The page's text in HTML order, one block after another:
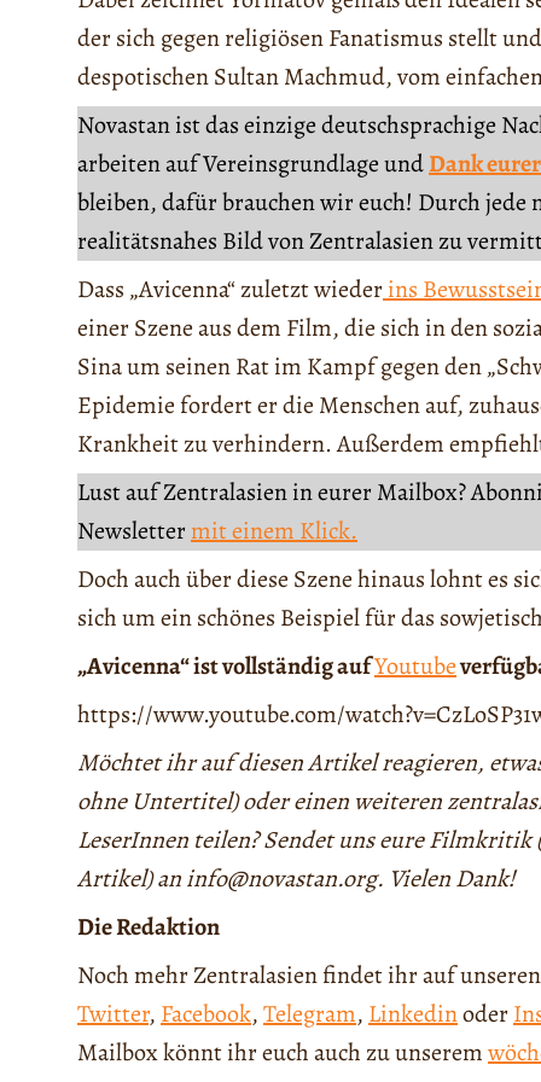
der sich gegen religiösen Fanatismus stellt
despotischen Sultan Machmud, vom
Novastan ist das einzige deutschsprachige
arbeiten auf Vereinsgrundlage undDank
bleiben, dafür brauchen wir euch! Durch jede
realitätsnahes Bild von Zentralasien zu
Dass „Avicenna“ zuletzt wiederins
einer Szene aus dem Film, die sich in den
Sina um seinen Rat im Kampf gegen den
Epidemie fordert er die Menschen auf,
Krankheit zu verhindern. Außerdem
Lust auf Zentralasien in eurer Mailbox?
Newslettermit einem Klick.
Doch auch über diese Szene hinaus lohnt es
sich um ein schönes Beispiel für das
„Avicenna“ ist vollständig aufYoutube
https://www.youtube.com/
Möchtet ihr auf diesen Artikel reagieren,
ohne Untertitel) oder einen weiteren
LeserInnen teilen? Sendet uns eure
Artikel) an info@novastan.org. Vielen Dank!
Die Redaktion
Noch mehr Zentralasien findet ihr auf
Twitter, Facebook,Telegram, Linkedinoder
Mailbox könnt ihr euch auch zu unserem